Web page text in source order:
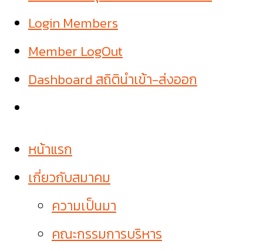
Login Members
Member LogOut
Dashboard สถิตินำเข้า-ส่งออก
หน้าแรก
เกี่ยวกับสมาคม
ความเป็นมา
คณะกรรมการบริหาร